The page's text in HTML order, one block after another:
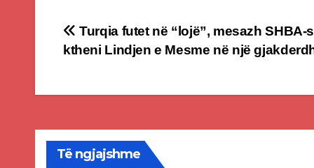
Post
navigation
Turqia futet në “lojë”, mesazh SHBA-
ktheni Lindjen e Mesme në një
Të ngjajshme